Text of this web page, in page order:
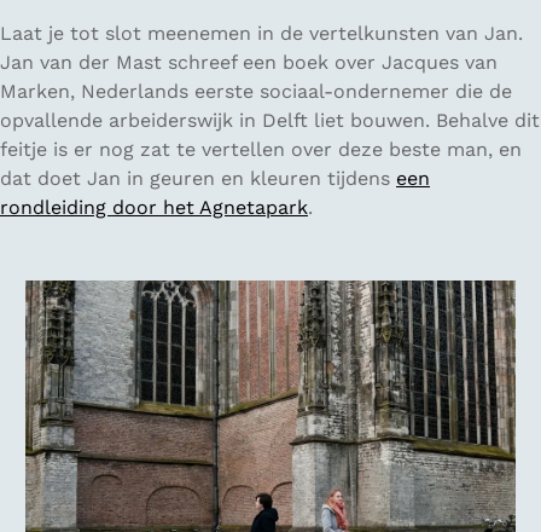
Laat je tot slot meenemen in de vertelkunsten van Jan.
Jan van der Mast schreef een boek over Jacques van
Marken, Nederlands eerste sociaal-ondernemer die de
opvallende arbeiderswijk in Delft liet bouwen. Behalve dit
feitje is er nog zat te vertellen over deze beste man, en
dat doet Jan in geuren en kleuren tijdens een
rondleiding door het Agnetapark.